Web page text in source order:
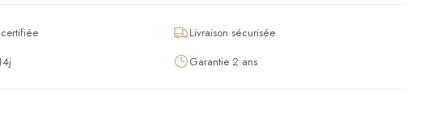
Livraison sécurisée
Garantie 2 ans